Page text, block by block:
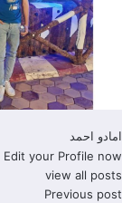
امادو احمد
Edit your Profile now.
view all posts
Previous post